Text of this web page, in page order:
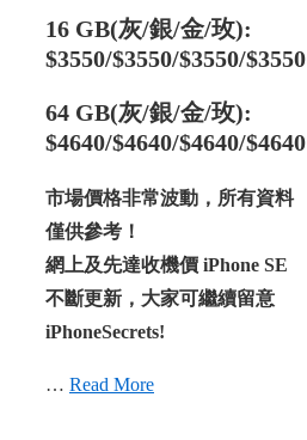
16 GB(灰/銀/金/玫):
$3550/$3550/$3550/$3550
64 GB(灰/銀/金/玫):
$4640/$4640/$4640/$4640
市場價格非常波動，所有資料
僅供參考！
網上及先達收機價 iPhone SE
不斷更新，大家可繼續留意
iPhoneSecrets!
… Read More